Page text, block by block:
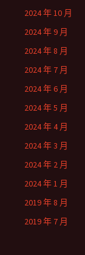
2024 年 10 月
2024 年 9 月
2024 年 8 月
2024 年 7 月
2024 年 6 月
2024 年 5 月
2024 年 4 月
2024 年 3 月
2024 年 2 月
2024 年 1 月
2019 年 8 月
2019 年 7 月